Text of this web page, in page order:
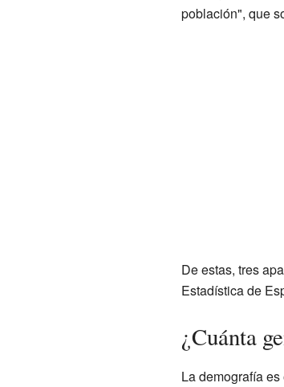
población", que
De estas, tres
Estadística de
¿Cuánta
La demografía